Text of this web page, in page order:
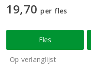
19,70 per fles
Fles
Op verlanglijst